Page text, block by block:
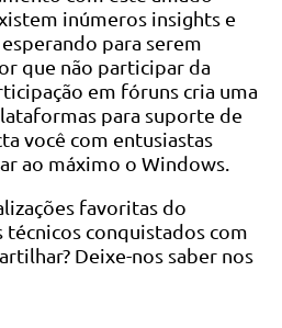
inúmeros insights e
para serem
que não participar da
em fóruns cria uma
para suporte de
você com entusiastas
ao máximo o Windows.
favoritas do
conquistados com
Deixe-nos saber nos